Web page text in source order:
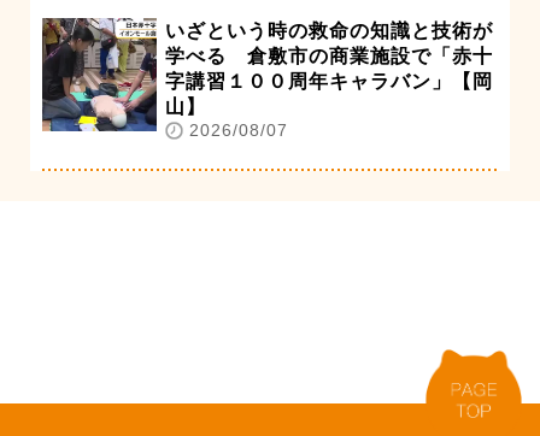
いざという時の救命の知識と技術が
学べる 倉敷市の商業施設で「赤十
字講習１００周年キャラバン」【岡
山】
2026/08/07